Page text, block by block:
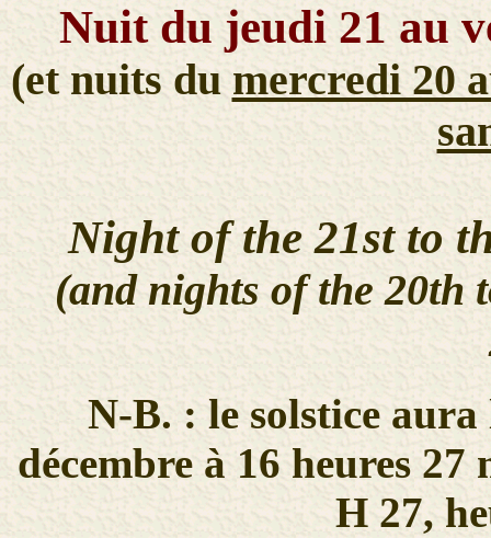
Nuit du jeudi 21 au
(et nuits dumercredi 20
Night of the 21st to
(and nights of the 20th
N-B. : le solstice
décembre à 16 heures
H 27,